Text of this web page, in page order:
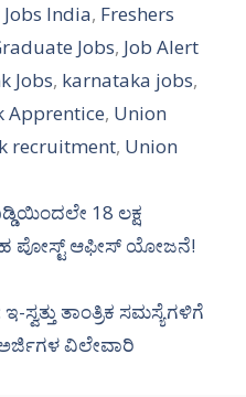
India, Freshers
Jobs, Job Alert
Jobs, karnataka jobs,
Apprentice, Union
recruitment, Union
18 ಲಕ್ಷ
ಪೋಸ್ಟ್‌ ಆಫೀಸ್‌ ಯೋಜನೆ!
ಸ್ವತ್ತು ತಾಂತ್ರಿಕ ಸಮಸ್ಯೆಗಳಿಗೆ
ಅರ್ಜಿಗಳ ವಿಲೇವಾರಿ